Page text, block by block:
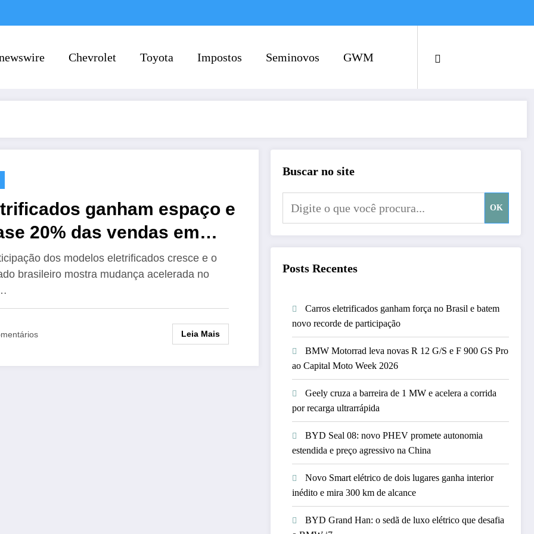
Chevrolet Toyota Impostos Seminovos GWM
ganham espaço e
20% das vendas em
no Brasil
dos modelos eletrificados cresce e o
brasileiro mostra mudança acelerada no
Leia Mais
Buscar no site
OK
Posts Recentes
Carros eletrificados ganham força no Brasil e batem
novo recorde de participação
BMW Motorrad leva novas R 12 G/S e F 900 GS Pro
ao Capital Moto Week 2026
Geely cruza a barreira de 1 MW e acelera a corrida
por recarga ultrarrápida
BYD Seal 08: novo PHEV promete autonomia
estendida e preço agressivo na China
Novo Smart elétrico de dois lugares ganha interior
inédito e mira 300 km de alcance
BYD Grand Han: o sedã de luxo elétrico que desafia